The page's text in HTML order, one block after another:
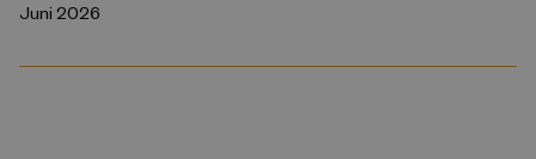
Juni 2026